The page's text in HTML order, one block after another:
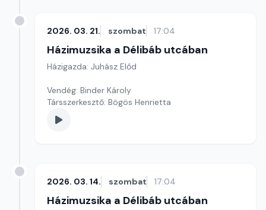
2026. 03. 21. szombat 17:04
Házimuzsika a Délibáb utcában
Házigazda: Juhász Előd
Vendég: Binder Károly
Társszerkesztő: Bögös Henrietta
2026. 03. 14. szombat 17:04
Házimuzsika a Délibáb utcában